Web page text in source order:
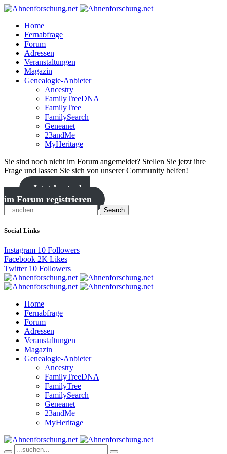
Home
Fernabfrage
Forum
Adressen
Veranstaltungen
Magazin
Genealogie-Anbieter
Ancestry
FamilyTreeDNA
FamilyTree
FamilySearch
Geneanet
23andMe
MyHeritage
Sie sind noch nicht im Forum angemeldet? Stellen Sie jetzt ihre
Frage und lassen Sie sich von unserer Community helfen!
Jetzt kostenlos
im Forum registrieren
Search
Social Links
Instagram 10 Followers
Facebook 2K Likes
Twitter 10 Followers
Home
Fernabfrage
Forum
Adressen
Veranstaltungen
Magazin
Genealogie-Anbieter
Ancestry
FamilyTreeDNA
FamilyTree
FamilySearch
Geneanet
23andMe
MyHeritage